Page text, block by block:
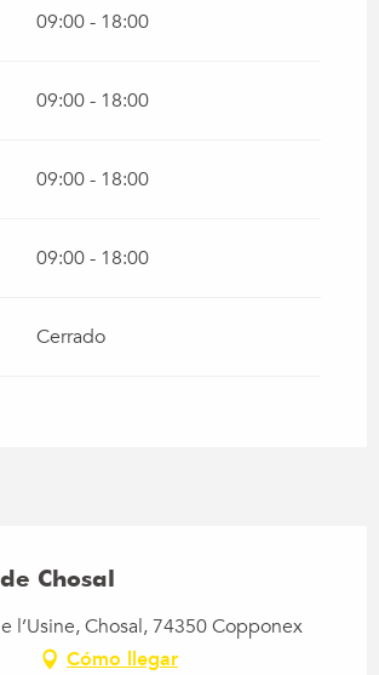
09:00 - 18:00
09:00 - 18:00
09:00 - 18:00
09:00 - 18:00
Cerrado
Chosal
l’Usine, Chosal, 74350 Copponex
Cómo llegar